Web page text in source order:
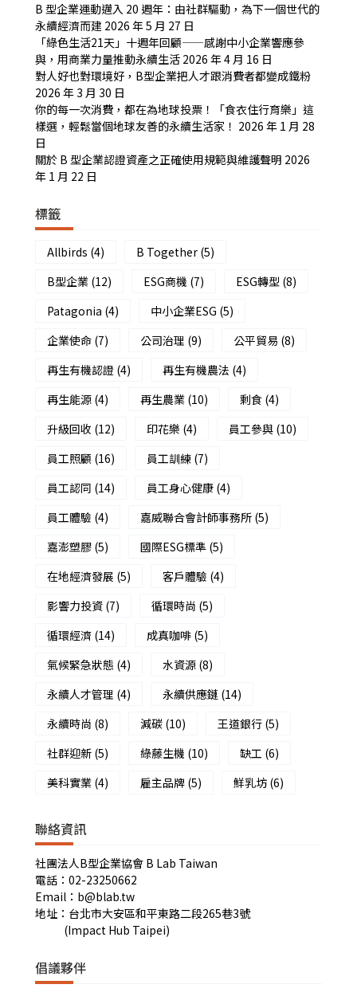
B 型企業運動邁入 20 週年：由社群驅動，為下一個世代的
永續經濟而建 2026 年 5 月 27 日
「綠色生活21天」十週年回顧——感謝中小企業響應參
與，用商業力量推動永續生活 2026 年 4 月 16 日
對人好也對環境好，B型企業把人才跟消費者都變成鐵粉
2026 年 3 月 30 日
你的每一次消費，都在為地球投票！「食衣住行育樂」這
樣選，輕鬆當個地球友善的永續生活家！ 2026 年 1 月 28
日
關於 B 型企業認證資產之正確使用規範與維護聲明 2026
年 1 月 22 日
標籤
Allbirds (4) B Together (5)
B型企業 (12) ESG商機 (7) ESG轉型 (8)
Patagonia (4) 中小企業ESG (5)
企業使命 (7) 公司治理 (9) 公平貿易 (8)
再生有機認證 (4) 再生有機農法 (4)
再生能源 (4) 再生農業 (10) 剩食 (4)
升級回收 (12) 印花樂 (4) 員工參與 (10)
員工照顧 (16) 員工訓練 (7)
員工認同 (14) 員工身心健康 (4)
員工體驗 (4) 嘉威聯合會計師事務所 (5)
嘉澎塑膠 (5) 國際ESG標準 (5)
在地經濟發展 (5) 客戶體驗 (4)
影響力投資 (7) 循環時尚 (5)
循環經濟 (14) 成真咖啡 (5)
氣候緊急狀態 (4) 水資源 (8)
永續人才管理 (4) 永續供應鏈 (14)
永續時尚 (8) 減碳 (10) 王道銀行 (5)
社群迎新 (5) 綠藤生機 (10) 缺工 (6)
美科實業 (4) 雇主品牌 (5) 鮮乳坊 (6)
聯絡資訊
社團法人B型企業協會 B Lab Taiwan
電話：02-23250662
Email：b@blab.tw
地址：台北市大安區和平東路二段265巷3號
(Impact Hub Taipei)
倡議夥伴